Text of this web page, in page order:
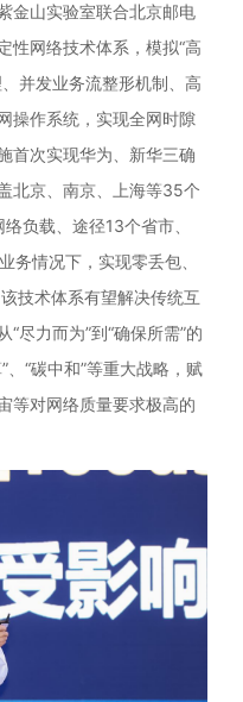
金山实验室联合北京邮电
性网络技术体系，模拟“高
并发业务流整形机制、高
操作系统，实现全网时隙
首次实现华为、新华三确
北京、南京、上海等35个
负载、途径13个省市、
情况下，实现零丢包、
技术体系有望解决传统互
尽力而为”到“确保所需”的
“碳中和”等重大战略，赋
等对网络质量要求极高的